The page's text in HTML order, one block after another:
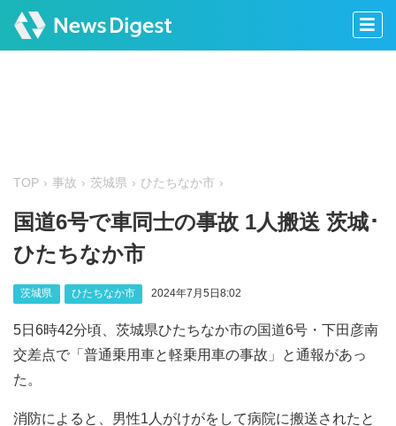
TOP 事故 茨城県 ひたちなか市
国道6号で車同士の事故 1人搬送 茨城･
ひたちなか市
茨城県 ひたちなか市 2024年7月5日8:02
5日6時42分頃、茨城県ひたちなか市の国道6号・下田彦南
交差点で「普通乗用車と軽乗用車の事故」と通報があっ
た。
消防によると、男性1人がけがをして病院に搬送されたと